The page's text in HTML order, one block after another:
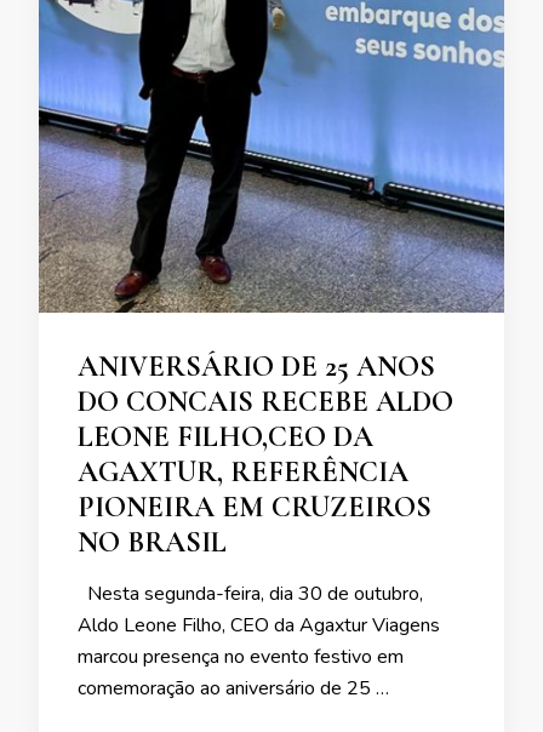
ANIVERSÁRIO DE 25 ANOS
DO CONCAIS RECEBE ALDO
LEONE FILHO,CEO DA
AGAXTUR, REFERÊNCIA
PIONEIRA EM CRUZEIROS
NO BRASIL
Nesta segunda-feira, dia 30 de outubro,
Aldo Leone Filho, CEO da Agaxtur Viagens
marcou presença no evento festivo em
comemoração ao aniversário de 25 …